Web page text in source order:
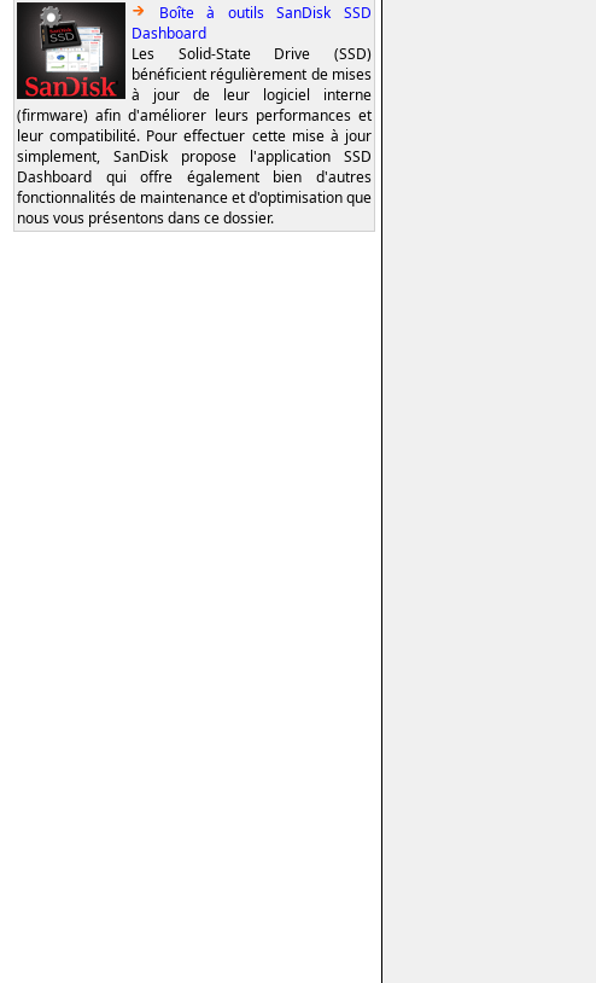
Boîte à outils SanDisk SSD
Dashboard
Les Solid-State Drive (SSD)
bénéficient régulièrement de mises
à jour de leur logiciel interne
(firmware) afin d'améliorer leurs performances et
leur compatibilité. Pour effectuer cette mise à jour
simplement, SanDisk propose l'application SSD
Dashboard qui offre également bien d'autres
fonctionnalités de maintenance et d'optimisation que
nous vous présentons dans ce dossier.